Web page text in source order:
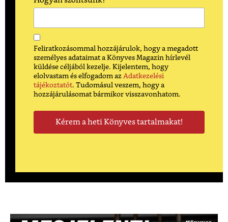
Feliratkozásommal hozzájárulok, hogy a megadott
személyes adataimat a Könyves Magazin hírlevél
küldése céljából kezelje. Kijelentem, hogy
elolvastam és elfogadom az Adatkezelési
tájékoztatót. Tudomásul veszem, hogy a
hozzájárulásomat bármikor visszavonhatom.